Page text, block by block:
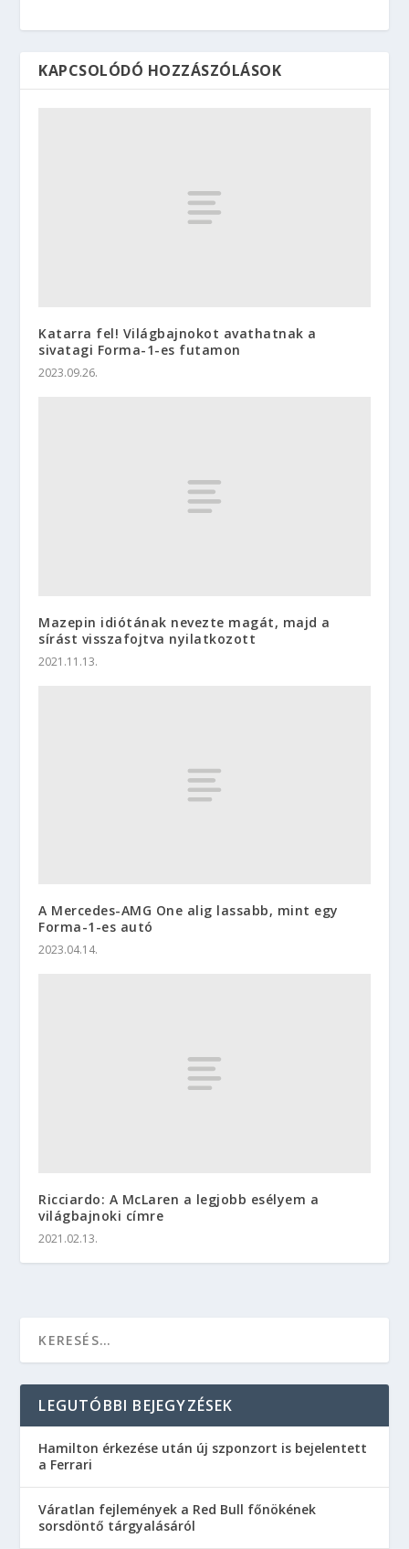
KAPCSOLÓDÓ HOZZÁSZÓLÁSOK
Katarra fel! Világbajnokot avathatnak a
sivatagi Forma-1-es futamon
2023.09.26.
Mazepin idiótának nevezte magát, majd a
sírást visszafojtva nyilatkozott
2021.11.13.
A Mercedes-AMG One alig lassabb, mint egy
Forma-1-es autó
2023.04.14.
Ricciardo: A McLaren a legjobb esélyem a
világbajnoki címre
2021.02.13.
LEGUTÓBBI BEJEGYZÉSEK
Hamilton érkezése után új szponzort is bejelentett
a Ferrari
Váratlan fejlemények a Red Bull főnökének
sorsdöntő tárgyalásáról